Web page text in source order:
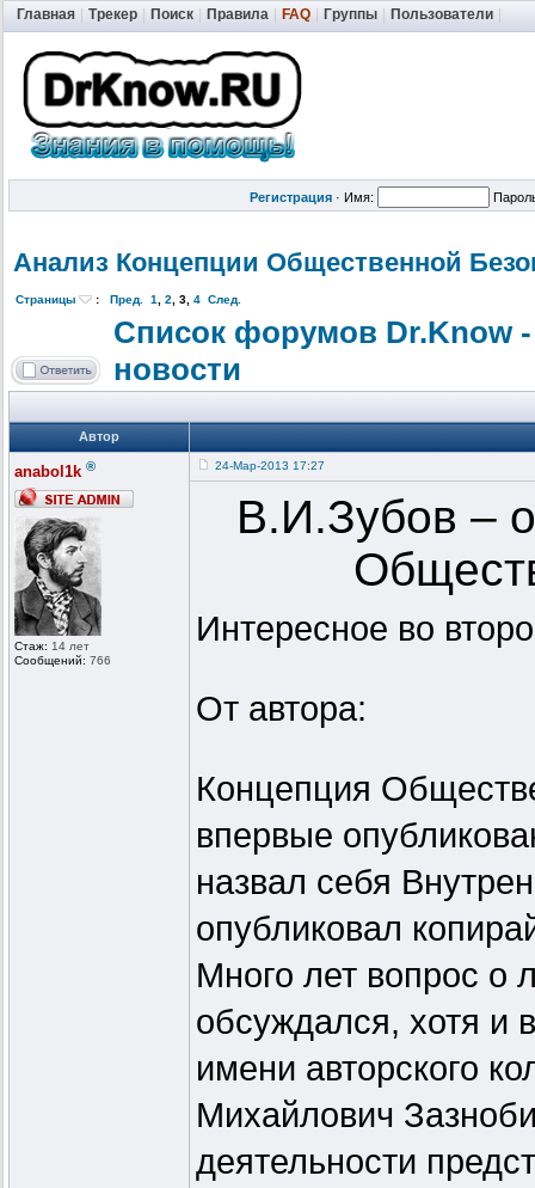
Главная Трекер Поиск Правила FAQ Группы Пользователи
Регистрация · Имя:
Анализ Концепции Общественной
Страницы : Пред. 1, 2, 3, 4 След.
Список форумов Dr.Know
новости
Автор
anabol1k ®
Стаж: 14 лет
Сообщений: 766
24-Мар-2013 17:27
В.И.Зубов –
Интересное во
От автора:
Концепция
впервые
назвал себя
опубликовал
Много лет вопрос о
обсуждался, хотя и
имени авторского
Михайлович
деятельности